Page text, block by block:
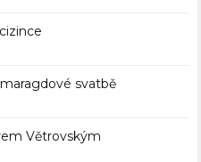
svatbě
Větrovským